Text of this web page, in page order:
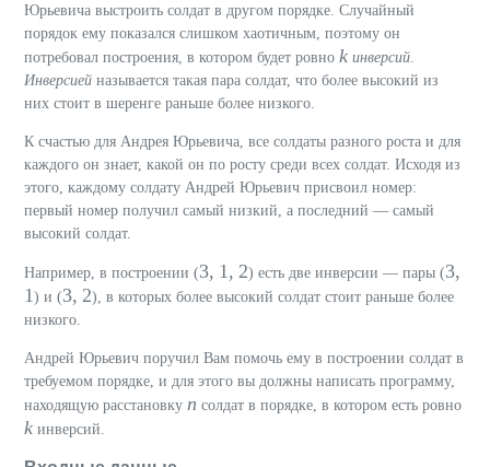
Юрьевича выстроить солдат в другом порядке. Случайный
порядок ему показался слишком хаотичным, поэтому он
потребовал построения, в котором будет ровно k инверсий
Инверсией называется такая пара солдат, что более высокий из
них стоит в шеренге раньше более низкого.
К счастью для Андрея Юрьевича, все солдаты разного роста и для
каждого он знает, какой он по росту среди всех солдат. Исходя из
этого, каждому солдату Андрей Юрьевич присвоил номер:
первый номер получил самый низкий, а последний — самый
высокий солдат.
Например, в построении (3, 1, 2) есть две инверсии — пары (3,
1 ) и (3, 2), в которых более высокий солдат стоит раньше более
низкого.
Андрей Юрьевич поручил Вам помочь ему в построении солдат в
требуемом порядке, и для этого вы должны написать программу,
находящую расстановку n солдат в порядке, в котором есть ровно
k инверсий.